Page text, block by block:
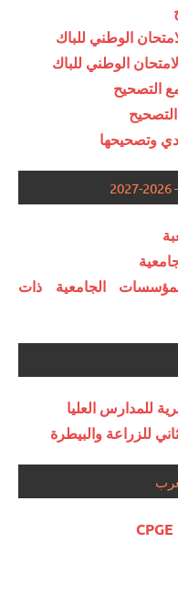
الوطني للباك
الوطني للباك
التصحيح
وتصحيحها
الجامعية ذات
للمدارس العليا
للزراعة والبيطرة